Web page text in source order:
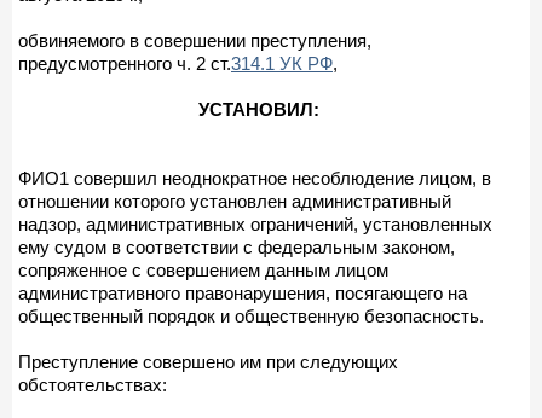
обвиняемого в совершении преступления,
предусмотренного ч. 2 ст.314.1 УК РФ,
УСТАНОВИЛ:
ФИО1 совершил неоднократное несоблюдение лицом, в
отношении которого установлен административный
надзор, административных ограничений, установленных
ему судом в соответствии с федеральным законом,
сопряженное с совершением данным лицом
административного правонарушения, посягающего на
общественный порядок и общественную безопасность.
Преступление совершено им при следующих
обстоятельствах: